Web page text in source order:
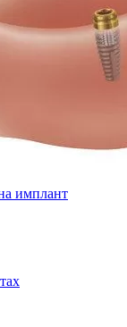
имплант